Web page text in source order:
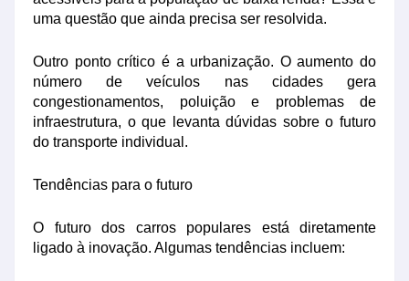
uma questão que ainda precisa ser resolvida.
Outro ponto crítico é a urbanização. O aumento do
número de veículos nas cidades gera
congestionamentos, poluição e problemas de
infraestrutura, o que levanta dúvidas sobre o futuro
do transporte individual.
Tendências para o futuro
O futuro dos carros populares está diretamente
ligado à inovação. Algumas tendências incluem: